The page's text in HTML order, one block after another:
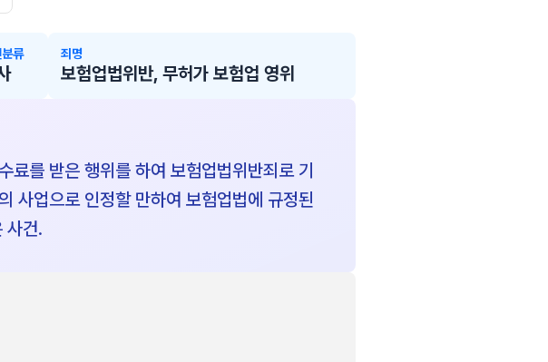
류 죄명
보험업법위반, 무허가 보험업 영위
를 받은 행위를 하여 보험업법위반죄로 기
사업으로 인정할 만하여 보험업법에 규정된
사건.